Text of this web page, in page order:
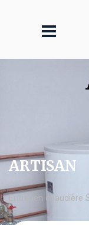
ARTISAN
Entretien chaudière